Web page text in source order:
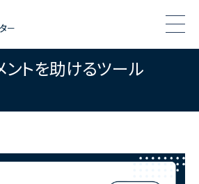
ントを助けるツール